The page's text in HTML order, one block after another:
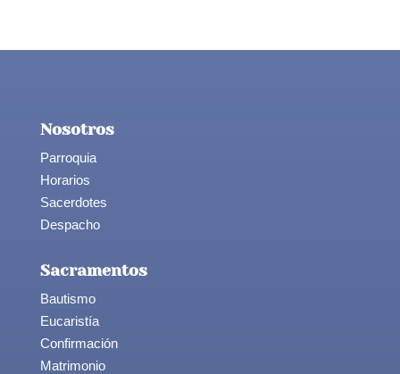
Nosotros
Parroquia
Horarios
Sacerdotes
Despacho
Sacramentos
Bautismo
Eucaristía
Confirmación
Matrimonio